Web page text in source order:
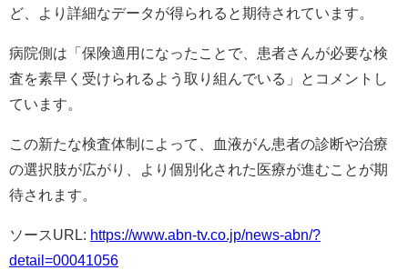
ど、より詳細なデータが得られると期待されています。
病院側は「保険適用になったことで、患者さんが必要な検
査を素早く受けられるよう取り組んでいる」とコメントし
ています。
この新たな検査体制によって、血液がん患者の診断や治療
の選択肢が広がり、より個別化された医療が進むことが期
待されます。
ソースURL: https://www.abn-tv.co.jp/news-abn/?
detail=00041056